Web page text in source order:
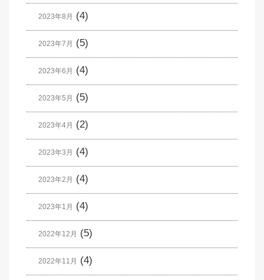
2023年8月 (4)
2023年7月 (5)
2023年6月 (4)
2023年5月 (5)
2023年4月 (2)
2023年3月 (4)
2023年2月 (4)
2023年1月 (4)
2022年12月 (5)
2022年11月 (4)